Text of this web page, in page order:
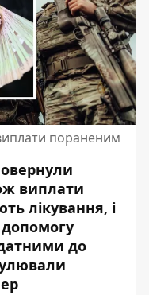
пораненим
виплати
лікування, і
до